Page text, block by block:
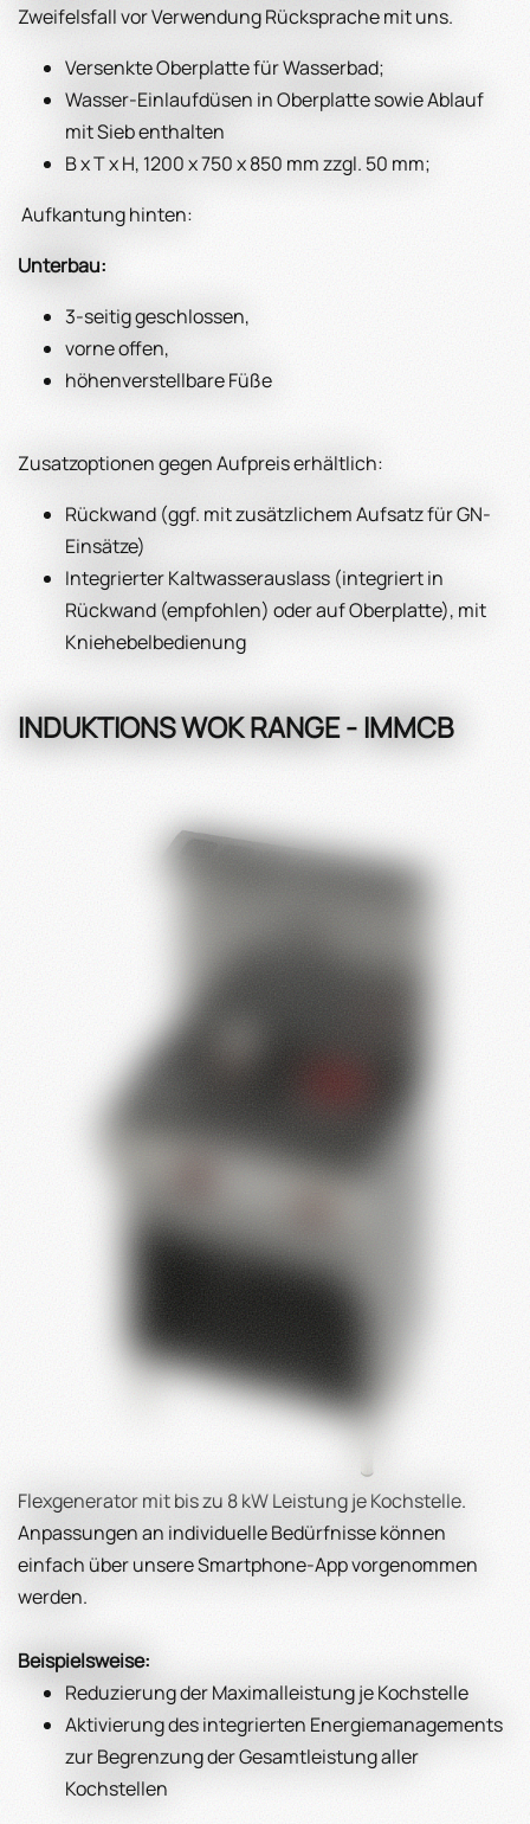
Zweifelsfall vor Verwendung Rücksprache mit uns.
Versenkte Oberplatte für Wasserbad;
Wasser-Einlaufdüsen in Oberplatte sowie Ablauf
mit Sieb enthalten
B x T x H, 1200 x 750 x 850 mm zzgl. 50 mm;
Aufkantung hinten:
Unterbau:
3-seitig geschlossen,
vorne offen,
höhenverstellbare Füße
Zusatzoptionen gegen Aufpreis erhältlich:
Rückwand (ggf. mit zusätzlichem Aufsatz für GN-
Einsätze)
Integrierter Kaltwasserauslass (integriert in
Rückwand (empfohlen) oder auf Oberplatte), mit
Kniehebelbedienung
INDUKTIONS WOK RANGE - IMMCB
Flexgenerator mit bis zu 8 kW Leistung je Kochstelle.
Anpassungen an individuelle Bedürfnisse können
einfach über unsere Smartphone-App vorgenommen
werden.
Beispielsweise:
Reduzierung der Maximalleistung je Kochstelle
Aktivierung des integrierten Energiemanagements
zur Begrenzung der Gesamtleistung aller
Kochstellen